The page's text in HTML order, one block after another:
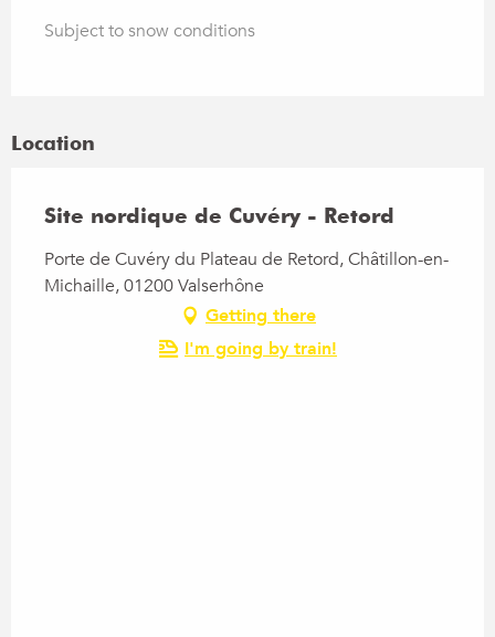
Subject to snow conditions
Location
Site nordique de Cuvéry - Retord
Porte de Cuvéry du Plateau de Retord, Châtillon-en-
Michaille, 01200 Valserhône
Getting there
I'm going by train!